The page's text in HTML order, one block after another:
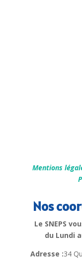
Mentions
Nos
Le SNEPS
du Lundi
Adresse :34